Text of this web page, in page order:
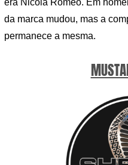
era Nicola Romeo. Em
da marca mudou, mas a
permanece a mesma.